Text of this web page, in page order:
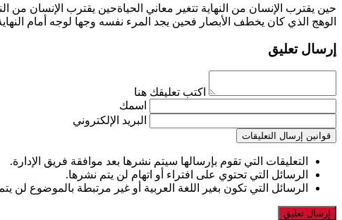
حين يقترب الإنسان من النهاية تتغير معاني الحياةحين يقترب الإنسان من
الوهج الذي كان يخطف الأبصار فحين يجد المرء نفسه وجها لوجه أمام
إرسال تعليق
اكتب تعليقك هنا
اسمك
البريد الإلكتروني
قوانين إرسال التعليقات
التعليقات التي تقوم بإرسالها سيتم نشرها بعد موافقة فريق الإدارة.
الرسائل التي تحتوي على افتراء أو اتهام لن يتم نشرها.
الرسائل التي تكون بغير اللغة العربية أو غير مرتبطة بالموضوع لن